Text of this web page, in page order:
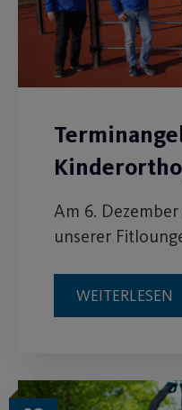
Am 6.
unserer
WEITERLESEN